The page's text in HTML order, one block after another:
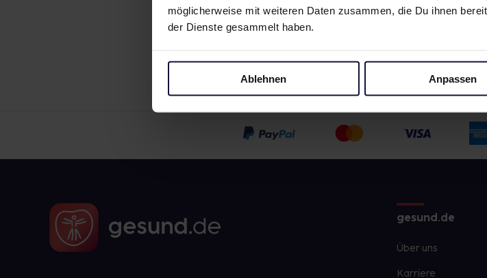
möglicherweise mit weiteren Daten zusammen, die Du ihnen
der Dienste gesammelt haben.
Ablehnen Anpassen
gesund.de
Über uns
Karriere